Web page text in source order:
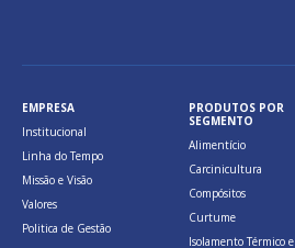
EMPRESA
Institucional
Linha do Tempo
Missão e Visão
Valores
Politica de Gestão
PRODUTOS POR
SEGMENTO
Alimentício
Carcinicultura
Compósitos
Curtume
Isolamento Térmico e